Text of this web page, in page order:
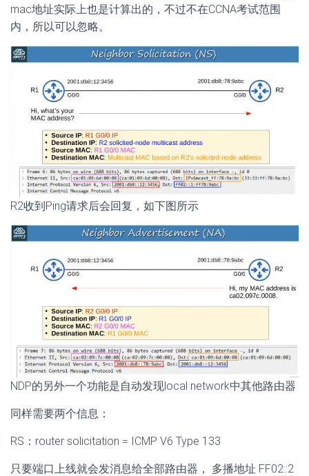
mac地址实际上也是计算出的，不过不在CCNA考试范围
内，所以可以忽略。
R2收到Ping请求后会回复，如下图所示
NDP的另外一个功能是自动发现local network中其他路由器
同样需要两个信息：
RS：router solicitation = ICMP V6 Type 133
只要端口上线就会发消息给全部路由器， 多播地址 FF02::2